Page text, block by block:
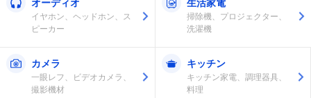
オーディオ
イヤホン、ヘッドホン、ス
ピーカー
生活家電
掃除機、プロジェクター、
洗濯機
カメラ
一眼レフ、ビデオカメラ、
撮影機材
キッチン
キッチン家電、調理器具、
料理